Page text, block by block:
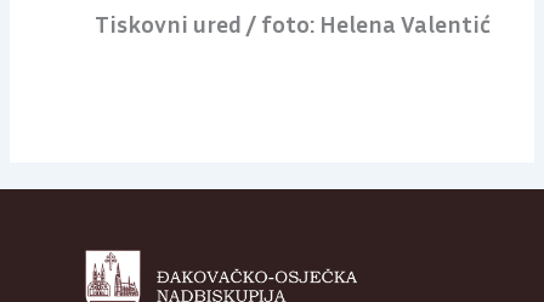
Tiskovni ured / foto: Helena Valentić